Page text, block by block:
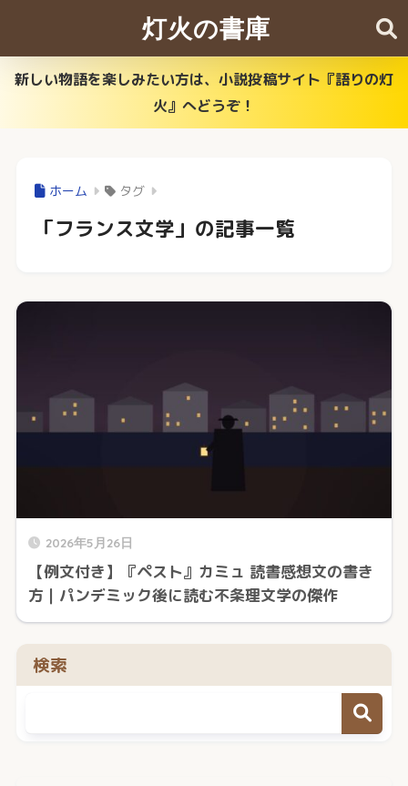
灯火の書庫
新しい物語を楽しみたい方は、小説投稿サイト『語りの灯
火』へどうぞ！
ホーム タグ
「フランス文学」の記事一覧
2026年5月26日
【例文付き】『ペスト』カミュ 読書感想文の書き
方｜パンデミック後に読む不条理文学の傑作
検索